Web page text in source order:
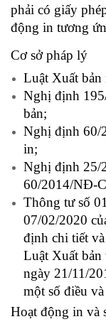
phải có giấy
động in tương
Cơ sở pháp lý
Luật Xuất bản
Nghị định
bản;
Nghị định 60/
in;
Nghị định 25/
60/2014/NĐ-
Thông tư số
07/02/2020
định chi tiết
Luật Xuất
ngày 21/11/
một số điều
Hoạt động in và